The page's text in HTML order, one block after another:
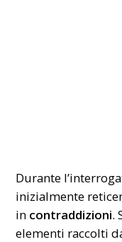
Durante
inizialmente
in contraddizioni.
elementi raccolti